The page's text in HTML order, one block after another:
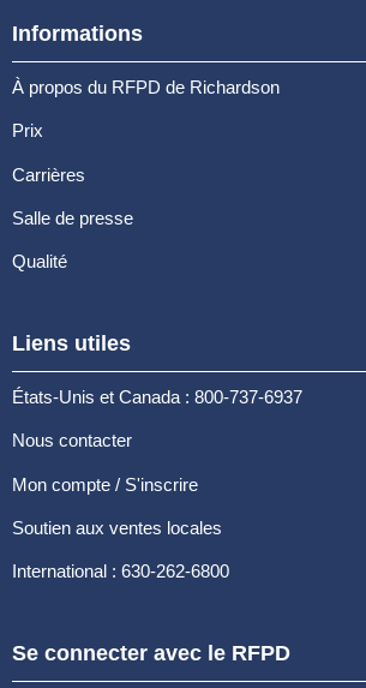
Informations
À propos du RFPD de Richardson
Prix
Carrières
Salle de presse
Qualité
Liens utiles
États-Unis et Canada : 800-737-6937
Nous contacter
Mon compte / S'inscrire
Soutien aux ventes locales
International : 630-262-6800
Se connecter avec le RFPD